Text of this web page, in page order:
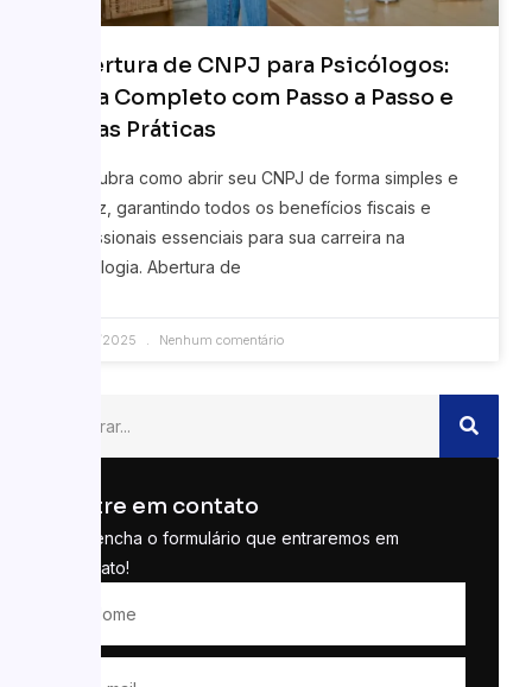
Abertura de CNPJ para Psicólogos:
Guia Completo com Passo a Passo e
Dicas Práticas
Descubra como abrir seu CNPJ de forma simples e
eficaz, garantindo todos os benefícios fiscais e
profissionais essenciais para sua carreira na
psicologia. Abertura de
23/06/2025 Nenhum comentário
Entre em contato
Preencha o formulário que entraremos em
contato!